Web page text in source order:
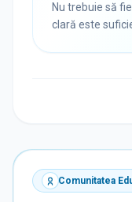
Nu trebuie să
clară este
Comunitatea